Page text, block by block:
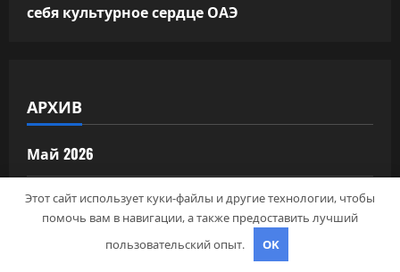
себя культурное сердце ОАЭ
АРХИВ
Май 2026
Апрель 2026
Сентябрь 2024
Этот сайт использует куки-файлы и другие технологии, чтобы
помочь вам в навигации, а также предоставить лучший
пользовательский опыт.
OK